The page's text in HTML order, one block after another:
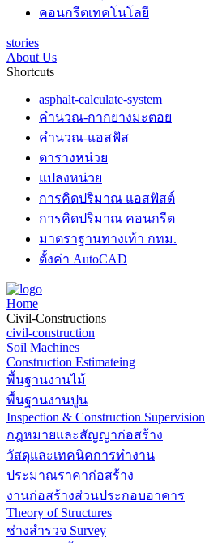
คอนกรีตเทคโนโลยี
stories
About Us
Shortcuts
asphalt-calculate-system
คำนวณ-กากยางมะตอย
คำนวณ-แอสฟัส
ตารางหน่วย
แปลงหน่วย
การคิดปริมาณ แอสฟัสต์
การคิดปริมาณ คอนกรีต
มาตราฐานทางเท้า กทม.
ตั้งค่า AutoCAD
Home
Civil-Constructions
civil-construction
Soil Machines
Construction Estimateing
พื้นฐานงานไม้
พื้นฐานงานปูน
Inspection & Construction Supervision
กฎหมายและสัญญาก่อสร้าง
วัสดุและเทคนิคการทำงาน
ประมาณราคาก่อสร้าง
งานก่อสร้างส่วนประกอบอาคาร
Theory of Structures
ช่างสำรวจ Survey